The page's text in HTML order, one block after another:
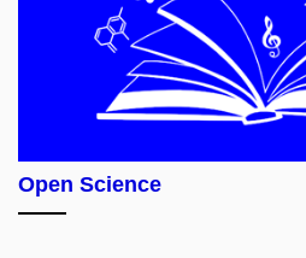
Open Science